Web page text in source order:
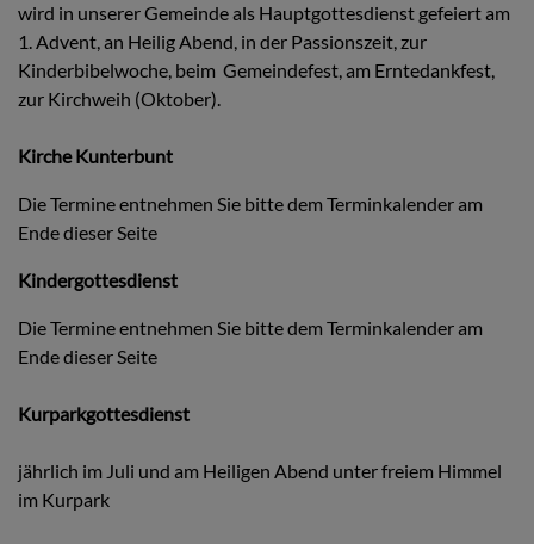
wird in unserer Gemeinde als Hauptgottesdienst gefeiert am
1. Advent, an Heilig Abend, in der Passionszeit, zur
Kinderbibelwoche, beim Gemeindefest, am Erntedankfest,
zur Kirchweih (Oktober).
Kirche Kunterbunt
Die Termine entnehmen Sie bitte dem Terminkalender am
Ende dieser Seite
Kindergottesdienst
Die Termine entnehmen Sie bitte dem Terminkalender am
Ende dieser Seite
Kurparkgottesdienst
jährlich im Juli und am Heiligen Abend unter freiem Himmel
im Kurpark